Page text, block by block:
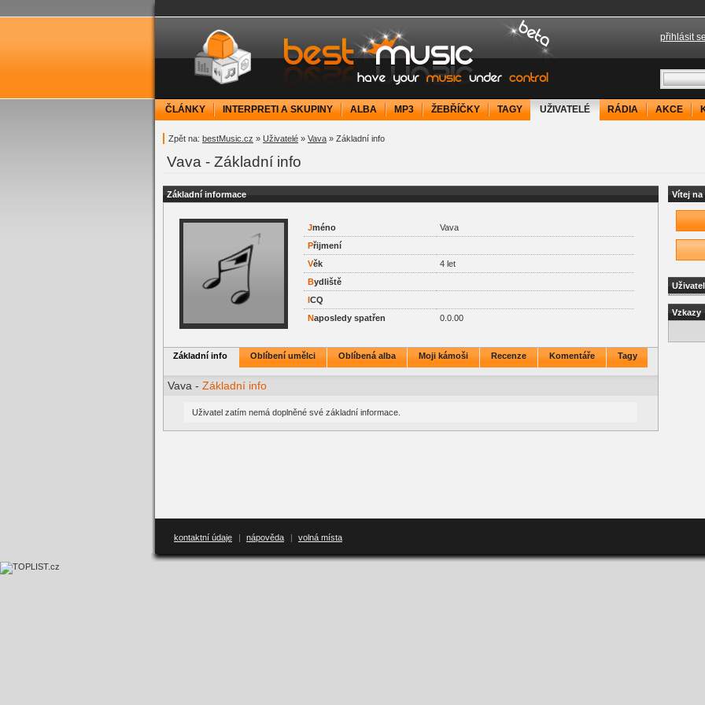
bestMusic.cz - Have your music under control
přihlásit se
ČLÁNKY INTERPRETI A SKUPINY ALBA MP3 ŽEBŘÍČKY TAGY UŽIVATELÉ RÁDIA AKCE
Zpět na: bestMusic.cz » Uživatelé » Vava » Základní info
Vava - Základní info
Základní informace
Jméno
Vava
Přijmení
Věk
4 let
Bydliště
ICQ
Naposledy spatřen 0.0.00
Základní info Oblíbení umělci Oblíbená alba Moji kámoši Recenze Komentáře Tagy
Vava - Základní info
Uživatel zatím nemá doplněné své základní informace.
Vítej
Vzkazy
kontaktní údaje | nápověda | volná místa